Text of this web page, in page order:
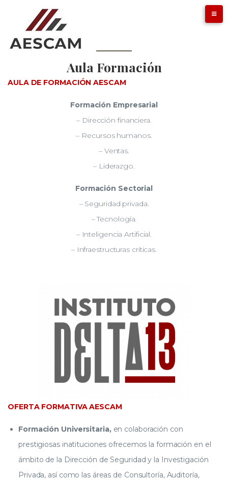
Aula Formación
AULA DE FORMACIÓN AESCAM
Formación Empresarial
– Dirección financiera.
– Recursos humanos.
– Ventas.
– Liderazgo.
Formación Sectorial
– Seguridad privada.
– Tecnología.
– Inteligencia Artificial.
– Infraestructuras críticas.
OFERTA FORMATIVA AESCAM
Formación Universitaria, en colaboración con
prestigiosas inatituciones ofrecemos la formación en el
ámbito de la Dirección de Seguridad y la Investigación
Privada, así como las áreas de Consultoría, Auditoría,